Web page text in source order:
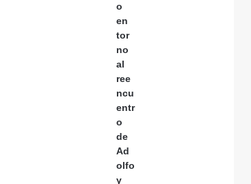
o
en
tor
no
al
ree
ncu
entr
o
de
Ad
olfo
y